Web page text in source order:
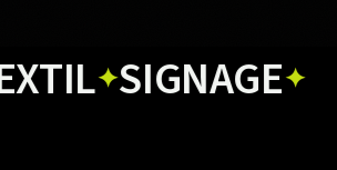
✦SIGNAGE ✦